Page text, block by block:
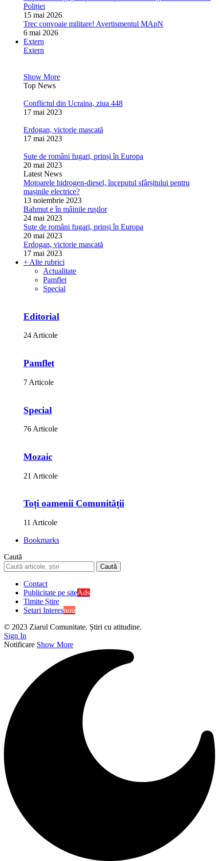
Poliției
15 mai 2026
Trec convoaie militare! Avertismentul MApN
6 mai 2026
Extern
Extern
Show More
Top News
Conflictul din Ucraina, ziua 448
17 mai 2023
Erdogan, victorie mascată
17 mai 2023
Sute de români fugari, prinși în Europa
20 mai 2023
Latest News
Motoarele hidrogen-diesel, începutul sfârșitului pentru
mașinile electrice?
13 noiembrie 2023
Bahmut e în mâinile rușilor
24 mai 2023
Sute de români fugari, prinși în Europa
20 mai 2023
Erdogan, victorie mascată
17 mai 2023
+ Alte rubrici
Actualitate
Pamflet
Special
Editorial
24 Articole
Pamflet
7 Articole
Special
76 Articole
Mozaic
21 Articole
Toți oamenii Comunității
11 Articole
Bookmarks
Caută
Contact
Publicitate pe siteAds
Timite Știre
Setari Interesnou
© 2023 Ziarul Comunitate. Știri cu atitudine.
Sign In
Notificare Show More